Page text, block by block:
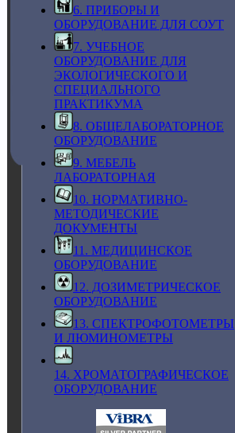
6. ПРИБОРЫ И
ОБОРУДОВАНИЕ ДЛЯ СОУТ
7. УЧЕБНОЕ
ОБОРУДОВАНИЕ ДЛЯ
ЭКОЛОГИЧЕСКОГО И
СПЕЦИАЛЬНОГО
ПРАКТИКУМА
8. ОБЩЕЛАБОРАТОРНОЕ
ОБОРУДОВАНИЕ
9. МЕБЕЛЬ
ЛАБОРАТОРНАЯ
10. НОРМАТИВНО-
МЕТОДИЧЕСКИЕ
ДОКУМЕНТЫ
11. МЕДИЦИНСКОЕ
ОБОРУДОВАНИЕ
12. ДОЗИМЕТРИЧЕСКОЕ
ОБОРУДОВАНИЕ
13. СПЕКТРОФОТОМЕТРЫ
И ЛЮМИНОМЕТРЫ
14. ХРОМАТОГРАФИЧЕСКОЕ
ОБОРУДОВАНИЕ